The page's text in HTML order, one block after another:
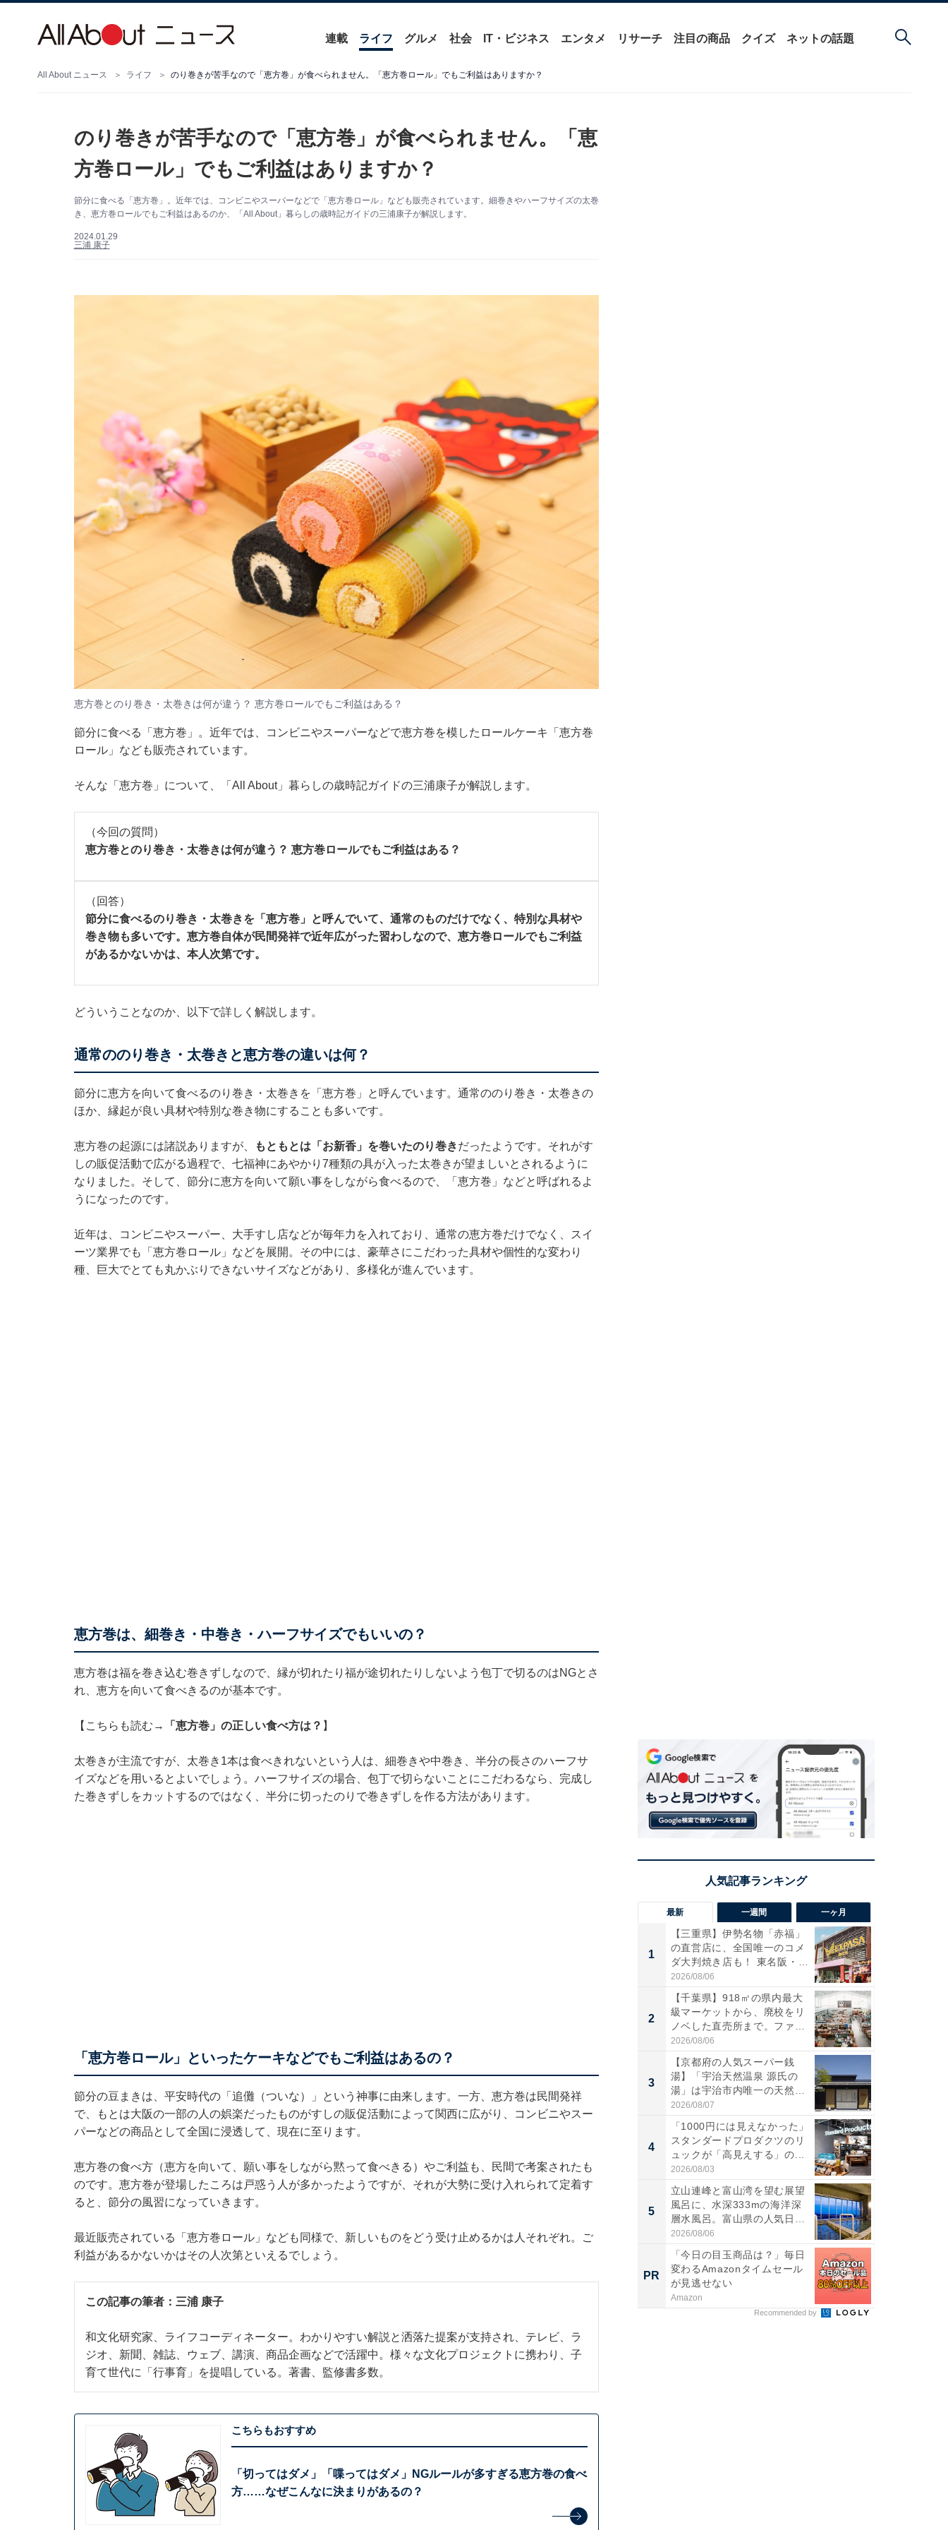
連載 ライフ グルメ 社会 IT・ビジネス エンタメ リサーチ 注目の商品 クイズ ネットの話題
All About ニュース ライフ のり巻きが苦手なので「恵方巻」が食べられません。「恵方巻ロール」でもご利益はありますか？
のり巻きが苦手なので「恵方巻」が食べられません。「恵
方巻ロール」でもご利益はありますか？
節分に食べる「恵方巻」。近年では、コンビニやスーパーなどで「恵方巻ロール」なども販売されています。細巻きやハーフサイズの太巻
き、恵方巻ロールでもご利益はあるのか、「All About」暮らしの歳時記ガイドの三浦康子が解説します。
2024.01.29
三浦 康子
恵方巻とのり巻き・太巻きは何が違う？ 恵方巻ロールでもご利益はある？
節分に食べる「恵方巻」。近年では、コンビニやスーパーなどで恵方巻を模したロールケーキ「恵方巻
ロール」なども販売されています。
そんな「恵方巻」について、「All About」暮らしの歳時記ガイドの三浦康子が解説します。
（今回の質問）
恵方巻とのり巻き・太巻きは何が違う？ 恵方巻ロールでもご利益はある？
（回答）
節分に食べるのり巻き・太巻きを「恵方巻」と呼んでいて、通常のものだけでなく、特別な具材や
巻き物も多いです。恵方巻自体が民間発祥で近年広がった習わしなので、恵方巻ロールでもご利益
があるかないかは、本人次第です。
どういうことなのか、以下で詳しく解説します。
通常ののり巻き・太巻きと恵方巻の違いは何？
節分に恵方を向いて食べるのり巻き・太巻きを「恵方巻」と呼んでいます。通常ののり巻き・太巻きの
ほか、縁起が良い具材や特別な巻き物にすることも多いです。
恵方巻の起源には諸説ありますが、 もともとは「お新香」を巻いたのり巻きだったようです。それがす
しの販促活動で広がる過程で、七福神にあやかり7種類の具が入った太巻きが望ましいとされるように
なりました。そして、節分に恵方を向いて願い事をしながら食べるので、「恵方巻」などと呼ばれるよ
うになったのです。
近年は、コンビニやスーパー、大手すし店などが毎年力を入れており、通常の恵方巻だけでなく、スイ
ーツ業界でも「恵方巻ロール」などを展開。その中には、豪華さにこだわった具材や個性的な変わり
種、巨大でとても丸かぶりできないサイズなどがあり、多様化が進んでいます。
恵方巻は、細巻き・中巻き・ハーフサイズでもいいの？
恵方巻は福を巻き込む巻きずしなので、縁が切れたり福が途切れたりしないよう包丁で切るのはNGとさ
れ、恵方を向いて食べきるのが基本です。
【こちらも読む→ 「恵方巻」の正しい食べ方は？ 】
太巻きが主流ですが、太巻き1本は食べきれないという人は、細巻きや中巻き、半分の長さのハーフサ
イズなどを用いるとよいでしょう。ハーフサイズの場合、包丁で切らないことにこだわるなら、完成し
た巻きずしをカットするのではなく、半分に切ったのりで巻きずしを作る方法があります。
「恵方巻ロール」といったケーキなどでもご利益はあるの？
節分の豆まきは、平安時代の「追儺（ついな）」という神事に由来します。一方、恵方巻は民間発祥
で、もとは大阪の一部の人の娯楽だったものがすしの販促活動によって関西に広がり、コンビニやスー
パーなどの商品として全国に浸透して、現在に至ります。
恵方巻の食べ方（恵方を向いて、願い事をしながら黙って食べきる）やご利益も、民間で考案されたも
のです。恵方巻が登場したころは戸惑う人が多かったようですが、それが大勢に受け入れられて定着す
ると、節分の風習になっていきます。
最近販売されている「恵方巻ロール」なども同様で、新しいものをどう受け止めるかは人それぞれ。ご
利益があるかないかはその人次第といえるでしょう。
この記事の筆者： 三浦 康子
和文化研究家、ライフコーディネーター。わかりやすい解説と洒落た提案が支持され、テレビ、ラ
ジオ、新聞、雑誌、ウェブ、講演、商品企画などで活躍中。様々な文化プロジェクトに携わり、子
育て世代に「行事育」を提唱している。著書、監修書多数。
こちらもおすすめ
「切ってはダメ」「喋ってはダメ」NGルールが多すぎる恵方巻の食べ
方……なぜこんなに決まりがあるの？
最新 一週間 一ヶ月
1
【三重県】伊勢名物「赤福」
の直営店に、全国唯一のコメ
ダ大判焼き店も！ 東名阪・
伊...
2026/08/06
2
【千葉県】918㎡の県内最大
級マーケットから、廃校をリ
ノベした直売所まで。ファ
ー...
2026/08/06
3
【京都府の人気スーパー銭
湯】「宇治天然温泉 源氏の
湯」は宇治市内唯一の天然温
泉と...
2026/08/07
4
「1000円には見えなかった」
スタンダードプロダクツのリ
ュックが「高見えする」の...
2026/08/03
5
立山連峰と富山湾を望む展望
風呂に、水深333mの海洋深
層水風呂。富山県の人気日
帰...
2026/08/06
PR
「今日の目玉商品は？」毎日
変わるAmazonタイムセール
が見逃せない
Amazon
Recommended by